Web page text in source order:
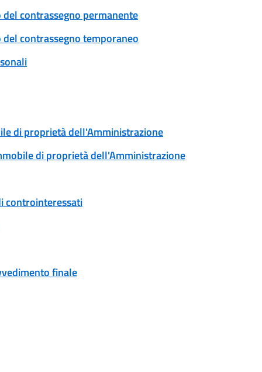
contrassegno permanente
contrassegno temporaneo
di proprietà dell'Amministrazione
di proprietà dell'Amministrazione
controinteressati
finale